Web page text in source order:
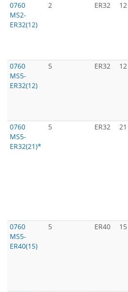
0760
MS2-
ER32(12)
2 ER32 12
0760
MS5-
ER32(12)
5 ER32 12
0760
MS5-
ER32(21)*
5 ER32 21
0760
MS5-
ER40(15)
5 ER40 15